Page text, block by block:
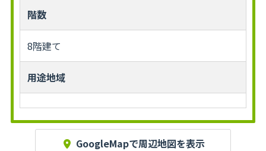
階数
8階建て
用途地域
GoogleMapで周辺地図を表示